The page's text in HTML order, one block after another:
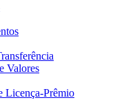
Valores
Licença-Prêmio